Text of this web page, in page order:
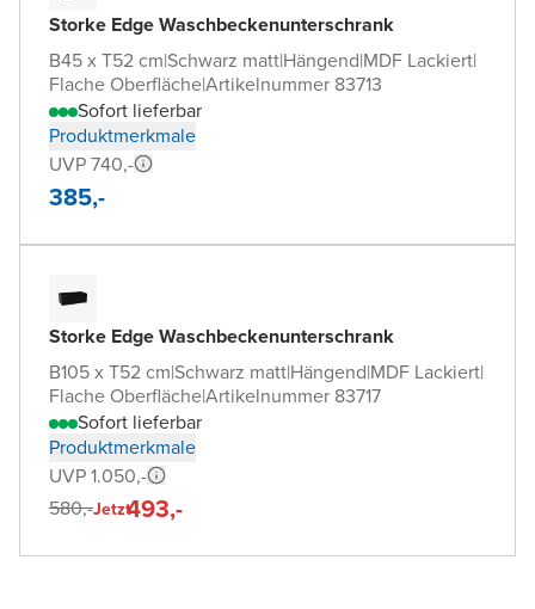
Storke Edge Waschbeckenunterschrank
B45 x T52 cm|Schwarz matt|Hängend|MDF Lackiert|
Flache Oberfläche|Artikelnummer 83713
Sofort lieferbar
Produktmerkmale
UVP 740,-
385,-
Storke Edge Waschbeckenunterschrank
B105 x T52 cm|Schwarz matt|Hängend|MDF Lackiert|
Flache Oberfläche|Artikelnummer 83717
Sofort lieferbar
Produktmerkmale
UVP 1.050,-
580,-Jetzt493,-